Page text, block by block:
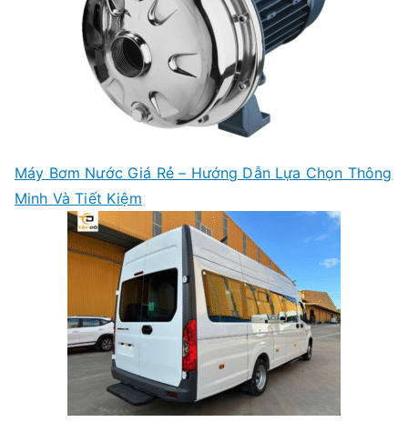
Máy Bơm Nước Giá Rẻ – Hướng Dẫn Lựa Chọn Thông
Minh Và Tiết Kiệm